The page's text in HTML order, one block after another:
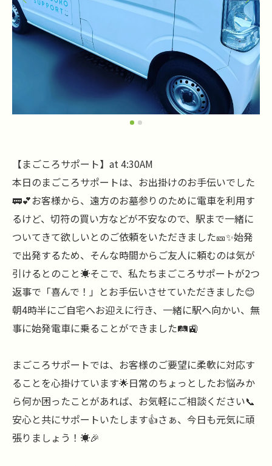
【まごころサポート】at 4:30AM
本日のまごころサポートは、お出掛けのお手伝いでした
🚃💕お客様から、遠方のお墓参りのために電車を利用す
るけど、切符の買い方などが不安なので、駅まで一緒に
ついてきて欲しいとのご依頼をいただきました🎫✨始発
で出発するため、そんな時間からご友人に頼むのは気が
引けるとのこと☀️そこで、私たちまごころサポートが2つ
返事で「喜んで！」とお手伝いさせていただきました😊
朝4時半にご自宅へお迎えに行き、一緒に駅へ向かい、無
事に始発電車に乗ることができました🛤️🚉
まごころサポートでは、お客様のご要望に柔軟に対応す
ることを心掛けています🌟日常のちょっとしたお悩みか
ら何か困ったことがあれば、お気軽にご相談ください📞
安心と共にサポートいたします👍さぁ、今日も元気に頑
張りましょう！☀️🎉